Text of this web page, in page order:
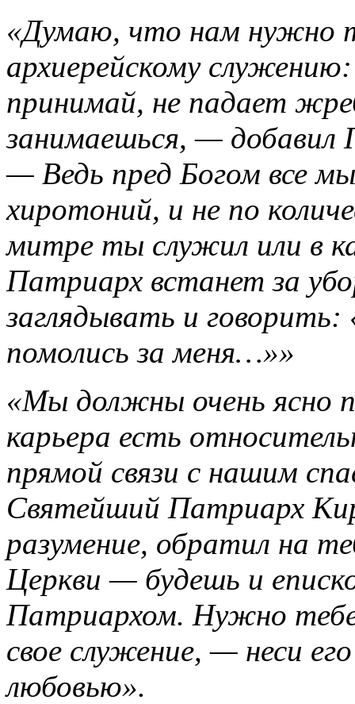
«Думаю, что нам нужно
архиерейскому
принимай, не падает
занимаешься, — добавил
— Ведь пред Богом все
хиротоний, и не по
митре ты служил или в
Патриарх встанет за
заглядывать и
помолись за меня…»»
«Мы должны очень ясно
карьера есть
прямой связи с нашим
Святейший Патриарх
разумение, обратил на
Церкви — будешь и
Патриархом. Нужно
свое служение, — неси
любовью».